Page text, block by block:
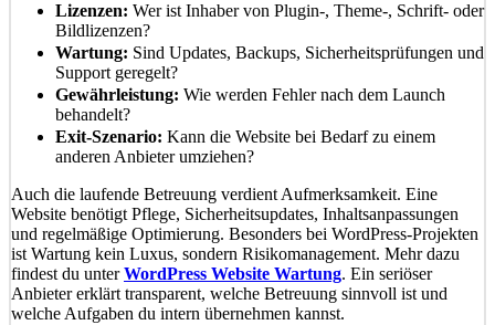
Lizenzen: Wer ist Inhaber von Plugin-, Theme-, Schrift- oder
Bildlizenzen?
Wartung: Sind Updates, Backups, Sicherheitsprüfungen und
Support geregelt?
Gewährleistung: Wie werden Fehler nach dem Launch
behandelt?
Exit-Szenario: Kann die Website bei Bedarf zu einem
anderen Anbieter umziehen?
Auch die laufende Betreuung verdient Aufmerksamkeit. Eine
Website benötigt Pflege, Sicherheitsupdates, Inhaltsanpassungen
und regelmäßige Optimierung. Besonders bei WordPress-Projekten
ist Wartung kein Luxus, sondern Risikomanagement. Mehr dazu
findest du unterWordPress Website Wartung. Ein seriöser
Anbieter erklärt transparent, welche Betreuung sinnvoll ist und
welche Aufgaben du intern übernehmen kannst.